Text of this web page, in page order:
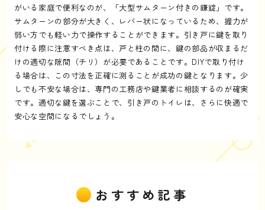
がいる家庭で便利なのが、「大型サムターン付きの鎌錠」です。
サムターンの部分が大きく、レバー状になっているため、握力が
弱い方でも軽い力で操作することができます。引き戸に鍵を取り
付ける際に注意すべき点は、戸と柱の間に、鍵の部品が収まるだ
けの適切な隙間（チリ）が必要であることです。DIYで取り付け
る場合は、この寸法を正確に測ることが成功の鍵となります。少
しでも不安な場合は、専門の工務店や鍵業者に相談するのが確実
です。適切な鍵を選ぶことで、引き戸のトイレは、さらに快適で
安心な空間になるでしょう。
おすすめ記事